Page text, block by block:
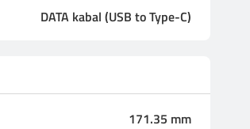
DATA kabal (USB to Type-C)
171.35 mm